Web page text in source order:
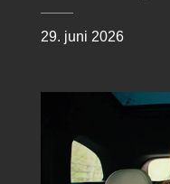
29. juni 2026